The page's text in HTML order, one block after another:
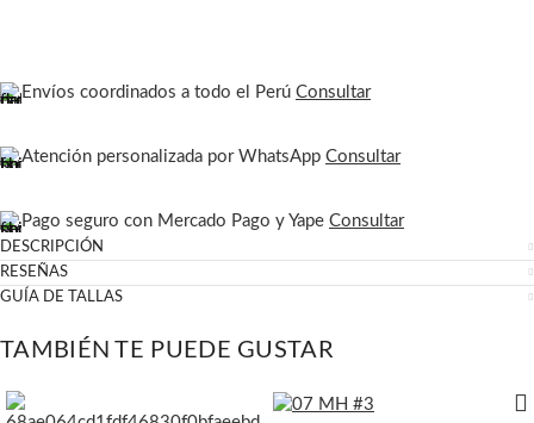
Envíos coordinados a todo el Perú Consultar
Atención personalizada por WhatsApp Consultar
Pago seguro con Mercado Pago y Yape Consultar
DESCRIPCIÓN
RESEÑAS
GUÍA DE TALLAS
TAMBIÉN TE PUEDE GUSTAR